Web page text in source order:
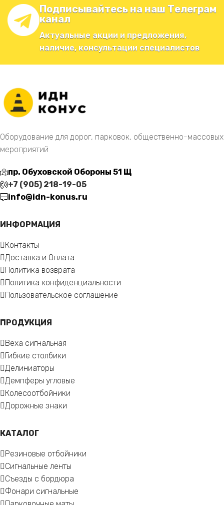
Подписывайтесь на наш Телеграм
канал
Актуальные акции и предложения,
наличие, консультации специалистов
Оборудование для дорог, парковок, общественно-массовых
мероприятий
пр. Обуховской Обороны 51 Щ
+7 (905) 218-19-05
info@idn-konus.ru
ИНФОРМАЦИЯ
Контакты
Доставка и Оплата
Политика возврата
Политика конфиденциальности
Пользовательское соглашение
ПРОДУКЦИЯ
Веха сигнальная
Гибкие столбики
Делиниаторы
Демпферы угловые
Колесоотбойники
Дорожные знаки
КАТАЛОГ
Резиновые отбойники
Сигнальные ленты
Съезды с бордюра
Фонари сигнальные